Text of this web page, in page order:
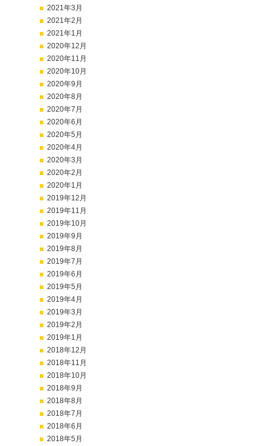
2021年3月
2021年2月
2021年1月
2020年12月
2020年11月
2020年10月
2020年9月
2020年8月
2020年7月
2020年6月
2020年5月
2020年4月
2020年3月
2020年2月
2020年1月
2019年12月
2019年11月
2019年10月
2019年9月
2019年8月
2019年7月
2019年6月
2019年5月
2019年4月
2019年3月
2019年2月
2019年1月
2018年12月
2018年11月
2018年10月
2018年9月
2018年8月
2018年7月
2018年6月
2018年5月